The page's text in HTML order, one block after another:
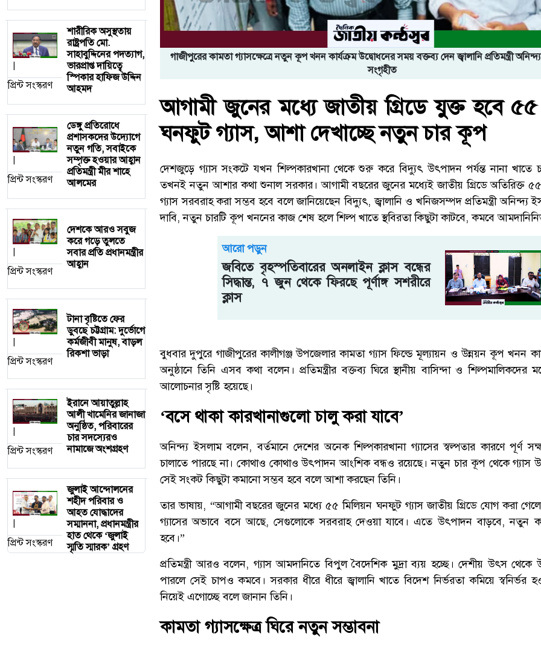
|
প্রিন্ট সংস্করণ
শারীরিক অসুস্থতায়
রাষ্ট্রপতি মো.
সাহাবুদ্দিনের পদত্যাগ,
ভারপ্রাপ্ত দায়িত্বে
স্পিকার হাফিজ উদ্দিন
আহমদ
|
প্রিন্ট সংস্করণ
ডেঙ্গু প্রতিরোধে
প্রশাসকদের উদ্যোগে
নতুন গতি, সবাইকে
সম্পৃক্ত হওয়ার আহ্বান
প্রতিমন্ত্রী মীর শাহে
আলমের
|
প্রিন্ট সংস্করণ
দেশকে আরও সবুজ
করে গড়ে তুলতে
সবার প্রতি প্রধানমন্ত্রীর
আহ্বান
|
প্রিন্ট সংস্করণ
টানা বৃষ্টিতে ফের
ডুবছে চট্টগ্রাম: দুর্ভোগে
কর্মজীবী মানুষ, বাড়ল
রিকশা ভাড়া
|
প্রিন্ট সংস্করণ
ইরানে আয়াতুল্লাহ
আলী খামেনির জানাজা
অনুষ্ঠিত, পরিবারের
চার সদস্যেরও
নামাজে অংশগ্রহণ
প্রিন্ট সংস্করণ
জুলাই আন্দোলনের
শহীদ পরিবার ও
আহত যোদ্ধাদের
সম্মাননা, প্রধানমন্ত্রীর
হাত থেকে ‘জুলাই
স্মৃতি স্মারক’ গ্রহণ
গাজীপুরের কামতা গ্যাসক্ষেত্রে নতুন কূপ খনন কার্যক্রম উদ্বোধনের সময় বক্তব্য দেন জ্বালানি প্রতিমন্ত্রী
সংগৃহীত
আগামী জুনের মধ্যে জাতীয় গ্রিডে যুক্ত হবে ৫৫
ঘনফুট গ্যাস, আশা দেখাচ্ছে নতুন চার কূপ
দেশজুড়ে গ্যাস সংকটে যখন শিল্পকারখানা থেকে শুরু করে বিদ্যুৎ উৎপাদন পর্যন্ত নানা খাতে
তখনই নতুন আশার কথা শুনাল সরকার। আগামী বছরের জুনের মধ্যেই জাতীয় গ্রিডে অতিরিক্ত
গ্যাস সরবরাহ করা সম্ভব হবে বলে জানিয়েছেন বিদ্যুৎ, জ্বালানি ও খনিজসম্পদ প্রতিমন্ত্রী অনিন্দ্য
দাবি, নতুন চারটি কূপ খননের কাজ শেষ হলে শিল্প খাতে স্থবিরতা কিছুটা কাটবে, কমবে
আরো পড়ুন
জবিতে বৃহস্পতিবারের অনলাইন ক্লাস বন্ধের
সিদ্ধান্ত, ৭ জুন থেকে ফিরছে পূর্ণাঙ্গ সশরীরে
ক্লাস
বুধবার দুপুরে গাজীপুরের কালীগঞ্জ উপজেলার কামতা গ্যাস ফিল্ডে মূল্যায়ন ও উন্নয়ন কূপ খনন
অনুষ্ঠানে তিনি এসব কথা বলেন। প্রতিমন্ত্রীর বক্তব্য ঘিরে স্থানীয় বাসিন্দা ও
আলোচনার সৃষ্টি হয়েছে।
‘বসে থাকা কারখানাগুলো চালু করা যাবে’
অনিন্দ্য ইসলাম বলেন, বর্তমানে দেশের অনেক শিল্পকারখানা গ্যাসের স্বল্পতার কারণে পূর্ণ
চালাতে পারছে না। কোথাও কোথাও উৎপাদন আংশিক বন্ধও রয়েছে। নতুন চার কূপ থেকে গ্যাস
সেই সংকট কিছুটা কমানো সম্ভব হবে বলে আশা করছেন তিনি।
তার ভাষায়, “আগামী বছরের জুনের মধ্যে ৫৫ মিলিয়ন ঘনফুট গ্যাস জাতীয় গ্রিডে যোগ করা
গ্যাসের অভাবে বসে আছে, সেগুলোকে সরবরাহ দেওয়া যাবে। এতে উৎপাদন বাড়বে, নতুন
হবে।”
প্রতিমন্ত্রী আরও বলেন, গ্যাস আমদানিতে বিপুল বৈদেশিক মুদ্রা ব্যয় হচ্ছে। দেশীয় উৎস থেকে
পারলে সেই চাপও কমবে। সরকার ধীরে ধীরে জ্বালানি খাতে বিদেশ নির্ভরতা কমিয়ে স্বনির্ভর
নিয়েই এগোচ্ছে বলে জানান তিনি।
কামতা গ্যাসক্ষেত্র ঘিরে নতুন সম্ভাবনা